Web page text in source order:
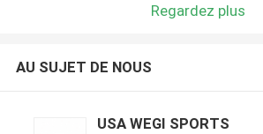
Regardez plus
AU SUJET DE NOUS
USA WEGI SPORTS